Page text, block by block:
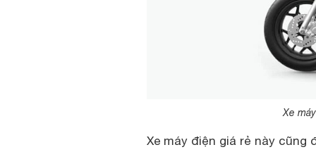
Xe
Xe máy điện giá rẻ này